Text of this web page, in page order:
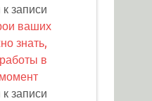
к записи
ваших
знать,
в
к записи